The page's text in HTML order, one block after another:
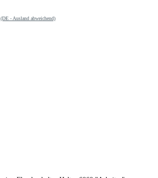
(DE - Ausland abweichend)